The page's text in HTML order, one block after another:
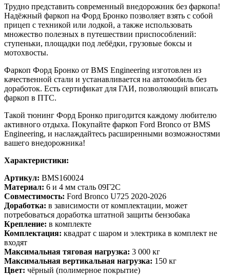
Трудно представить современный внедорожник без фаркопа!
Надёжный фаркоп на Форд Бронко позволяет взять с собой
прицеп с техникой или лодкой, а также использовать
множество полезных в путешествии приспособлений:
ступеньки, площадки под лебёдки, грузовые боксы и
мотохвосты.
Фаркоп Форд Бронко от BMS Engineering изготовлен из
качественной стали и устанавливается на автомобиль без
доработок. Есть сертификат для ГАИ, позволяющий вписать
фаркоп в ПТС.
Такой тюнинг Форд Бронко пригодится каждому любителю
активного отдыха. Покупайте фаркоп Ford Bronco от BMS
Engineering, и наслаждайтесь расширенными возможностями
вашего внедорожника!
Характеристики:
Артикул: BMS160024
Материал: 6 и 4 мм сталь 09Г2С
Совместимость: Ford Bronco U725 2020-2026
Доработка: в зависимости от комплектации, может
потребоваться доработка штатной защиты бензобака
Крепление: в комплекте
Комплектация: квадрат с шаром и электрика в комплект не
входят
Максимальная тяговая нагрузка: 3 000 кг
Максимальная вертикальная нагрузка: 150 кг
Цвет: чёрный (полимерное покрытие)